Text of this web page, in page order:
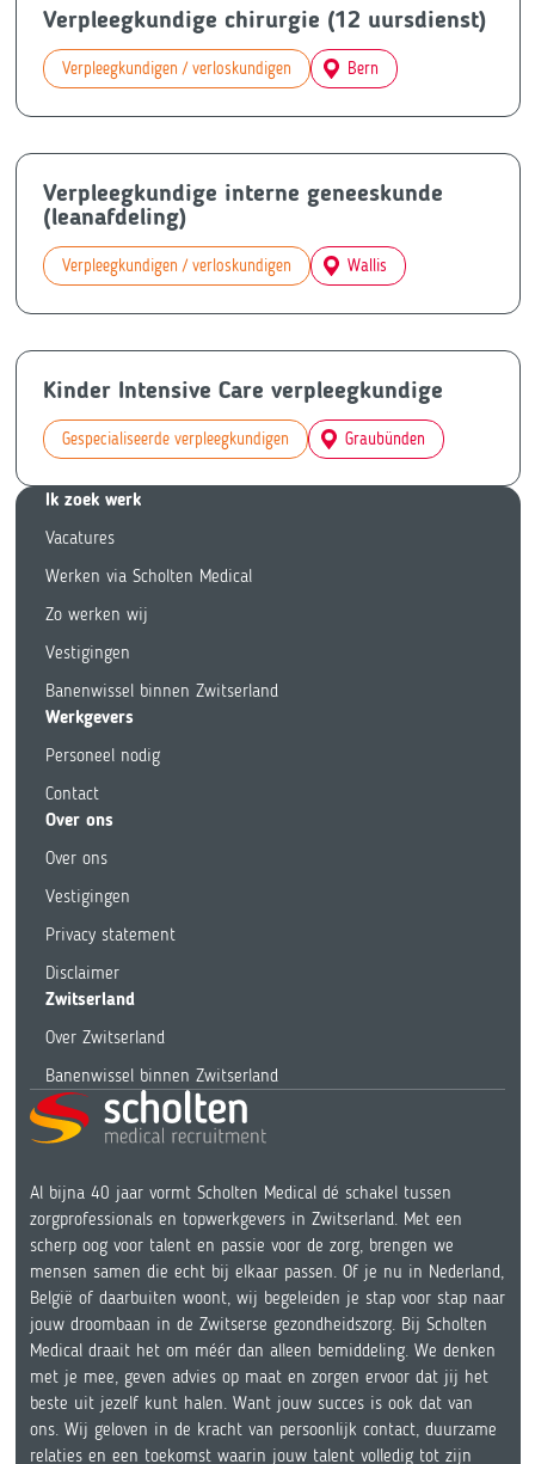
Verpleegkundige chirurgie (12 uursdienst)
Verpleegkundigen / verloskundigen Bern
Verpleegkundige interne geneeskunde
(leanafdeling)
Verpleegkundigen / verloskundigen Wallis
Kinder Intensive Care verpleegkundige
Gespecialiseerde verpleegkundigen Graubünden
Ik zoek werk
Vacatures
Werken via Scholten Medical
Zo werken wij
Vestigingen
Banenwissel binnen Zwitserland
Werkgevers
Personeel nodig
Contact
Over ons
Over ons
Vestigingen
Privacy statement
Disclaimer
Zwitserland
Over Zwitserland
Banenwissel binnen Zwitserland
Al bijna 40 jaar vormt Scholten Medical dé schakel tussen
zorgprofessionals en topwerkgevers in Zwitserland. Met een
scherp oog voor talent en passie voor de zorg, brengen we
mensen samen die echt bij elkaar passen. Of je nu in Nederland,
België of daarbuiten woont, wij begeleiden je stap voor stap naar
jouw droombaan in de Zwitserse gezondheidszorg. Bij Scholten
Medical draait het om méér dan alleen bemiddeling. We denken
met je mee, geven advies op maat en zorgen ervoor dat jij het
beste uit jezelf kunt halen. Want jouw succes is ook dat van
ons. Wij geloven in de kracht van persoonlijk contact, duurzame
relaties en een toekomst waarin jouw talent volledig tot zijn